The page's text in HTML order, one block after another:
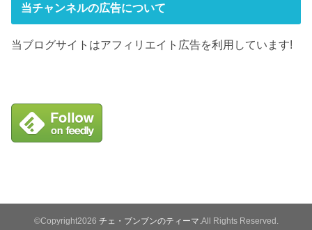
当チャンネルの広告について
当ブログサイトはアフィリエイト広告を利用しています!
©Copyright2026 チェ・ブンブンのティーマ .All Rights Reserved.